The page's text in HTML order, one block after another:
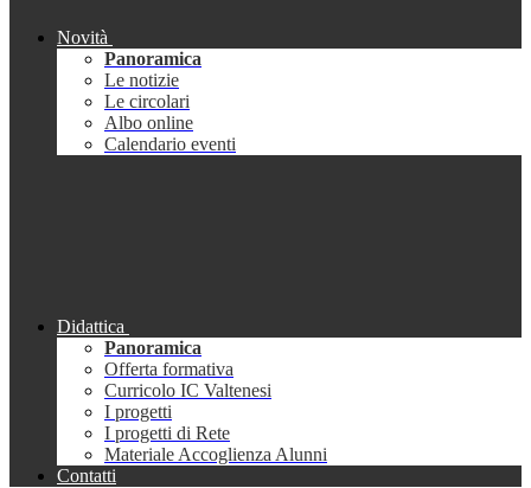
Novità
Panoramica
Le notizie
Le circolari
Albo online
Calendario eventi
Didattica
Panoramica
Offerta formativa
Curricolo IC Valtenesi
I progetti
I progetti di Rete
Materiale Accoglienza Alunni
Contatti